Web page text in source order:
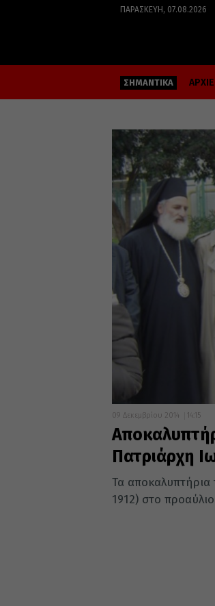
ΠΑΡΑΣΚΕΥΉ, 07.08.2026
ΣΗΜΑΝΤΙΚΑ
09 Δεκεμβρίου 2014 14:15
Πατριάρχη
Τα αποκαλυπτήρια
1912) στο